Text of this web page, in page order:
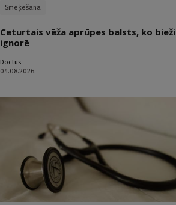
Smēķēšana
Ceturtais vēža aprūpes balsts, ko bieži
ignorē
Doctus
04.08.2026.